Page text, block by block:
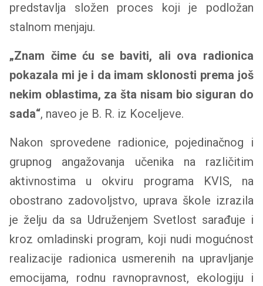
predstavlja složen proces koji je podložan
stalnom menjaju.
„Znam čime ću se baviti, ali ova radionica
pokazala mi je i da imam sklonosti prema još
nekim oblastima, za šta nisam bio siguran do
sada“, naveo je B. R. iz Koceljeve.
Nakon sprovedene radionice, pojedinačnog i
grupnog angažovanja učenika na različitim
aktivnostima u okviru programa KVIS, na
obostrano zadovoljstvo, uprava škole izrazila
je želju da sa Udruženjem Svetlost sarađuje i
kroz omladinski program, koji nudi mogućnost
realizacije radionica usmerenih na upravljanje
emocijama, rodnu ravnopravnost, ekologiju i